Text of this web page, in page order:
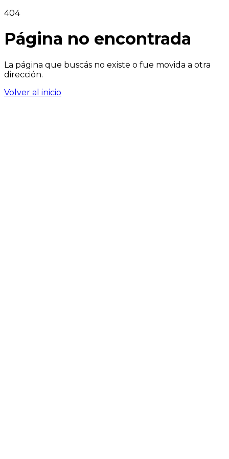
404
Página no encontrada
La página que buscás no existe o fue movida a otra
dirección.
Volver al inicio